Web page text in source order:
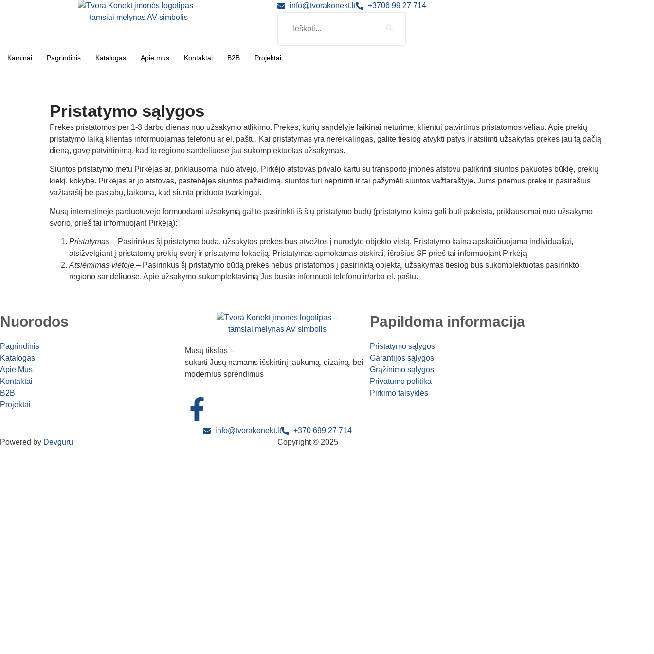
info@tvorakonekt.lt +3706 99 27 714
Kaminai Pagrindinis Katalogas Apie mus Kontaktai B2B Projektai
Pristatymo sąlygos
Prekės pristatomos per 1-3 darbo dienas nuo užsakymo atlikimo. Prekės, kurių sandėlyje laikinai neturime, klientui patvirtinus pristatomos vėliau. Apie prekių
pristatymo laiką klientas informuojamas telefonu ar el. paštu. Kai pristatymas yra nereikalingas, galite tiesiog atvykti patys ir atsiimti užsakytas prekes jau tą pačią
dieną, gavę patvirtinimą, kad to regiono sandėliuose jau sukomplektuotas užsakymas.
Siuntos pristatymo metu Pirkėjas ar, priklausomai nuo atvejo, Pirkėjo atstovas privalo kartu su transporto įmonės atstovu patikrinti siuntos pakuotės būklę, prekių
kiekį, kokybę. Pirkėjas ar jo atstovas, pastebėjęs siuntos pažeidimą, siuntos turi nepriimti ir tai pažymėti siuntos važtaraštyje. Jums priėmus prekę ir pasirašius
važtaraštį be pastabų, laikoma, kad siunta priduota tvarkingai.
Mūsų internetinėje parduotuvėje formuodami užsakymą galite pasirinkti iš šių pristatymo būdų (pristatymo kaina gali būti pakeista, priklausomai nuo užsakymo
svorio, prieš tai informuojant Pirkėją):
Pristatymas – Pasirinkus šį pristatymo būdą, užsakytos prekės bus atvežtos į nurodyto objekto vietą. Pristatymo kaina apskaičiuojama individualiai,
atsižvelgiant į pristatomų prekių svorį ir pristatymo lokaciją. Pristatymas apmokamas atskirai, išrašius SF prieš tai informuojant Pirkėją
Atsiėmimas vietoje.– Pasirinkus šį pristatymo būdą prekės nebus pristatomos į pasirinktą objektą, užsakymas tiesiog bus sukomplektuotas pasirinkto
regiono sandėliuose. Apie užsakymo sukomplektavimą Jūs būsite informuoti telefonu ir/arba el. paštu.
Nuorodos
Pagrindinis
Katalogas
Apie Mus
Kontaktai
B2B
Projektai
Mūsų tikslas –
sukurti Jūsų namams išskirtinį jaukumą, dizainą, bei
modernius sprendimus
Papildoma informacija
Pristatymo sąlygos
Garantijos sąlygos
Grąžinimo sąlygos
Privatumo politika
Pirkimo taisyklės
info@tvorakonekt.lt
+370 699 27 714
Powered by Devguru Copyright © 2025